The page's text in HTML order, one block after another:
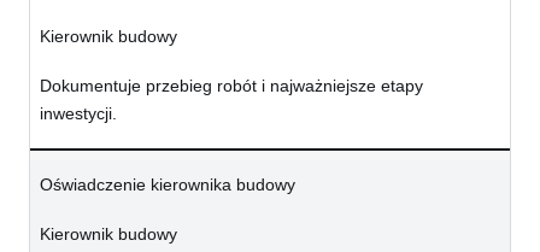
Kierownik budowy
Dokumentuje przebieg robót i najważniejsze etapy
inwestycji.
Oświadczenie kierownika budowy
Kierownik budowy